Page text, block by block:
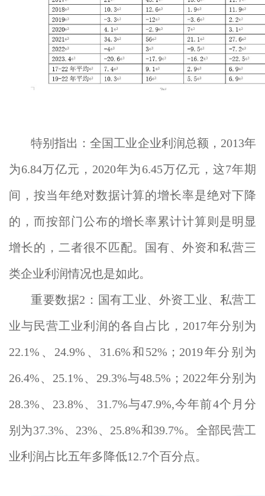
特别指出：全国工业企业利润总额，2013年
为6.84万亿元，2020年为6.45万亿元，这7年期
间，按当年绝对数据计算的增长率是绝对下降
的，而按部门公布的增长率累计计算则是明显
增长的，二者很不匹配。国有、外资和私营三
类企业利润情况也是如此。
重要数据2：国有工业、外资工业、私营工
业与民营工业利润的各自占比，2017年分别为
22.1%、24.9%、31.6%和52%；2019年分别为
26.4%、25.1%、29.3%与48.5%；2022年分别为
28.3%、23.8%、31.7%与47.9%,今年前4个月分
别为37.3%、23%、25.8%和39.7%。全部民营工
业利润占比五年多降低12.7个百分点。